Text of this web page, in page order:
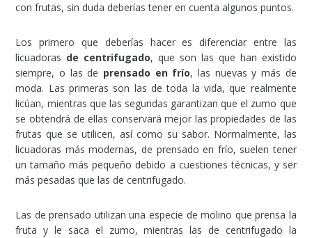
con frutas, sin duda deberías tener en cuenta algunos puntos.
Los primero que deberías hacer es diferenciar entre las
licuadoras de centrifugado, que son las que han existido
siempre, o las de prensado en frío, las nuevas y más de
moda. Las primeras son las de toda la vida, que realmente
licúan, mientras que las segundas garantizan que el zumo que
se obtendrá de ellas conservará mejor las propiedades de las
frutas que se utilicen, así como su sabor. Normalmente, las
licuadoras más modernas, de prensado en frío, suelen tener
un tamaño más pequeño debido a cuestiones técnicas, y ser
más pesadas que las de centrifugado.
Las de prensado utilizan una especie de molino que prensa la
fruta y le saca el zumo, mientras las de centrifugado la